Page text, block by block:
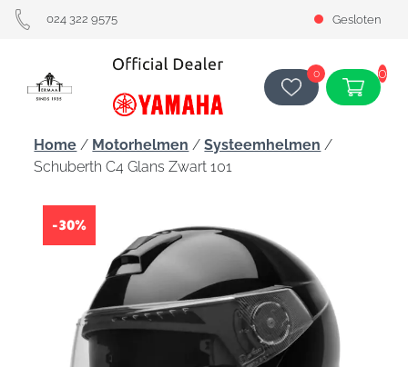
024 322 9575 Gesloten
0 0
Home / Motorhelmen /Systeemhelmen /
Schuberth C4 Glans Zwart 101
-30%